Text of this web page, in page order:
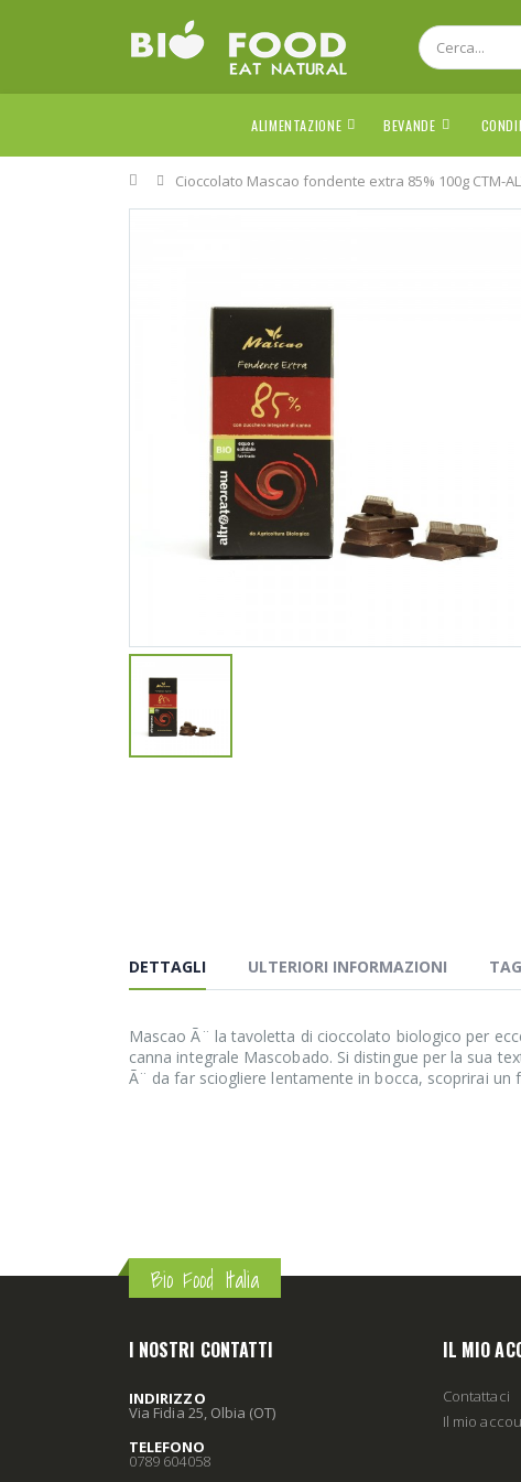
ALIMENTAZIONE BEVANDE
Home
Cioccolato Mascao fondente extra 85% 100g CTM-
DETTAGLI ULTERIORI INFORMAZIONI TAG
Mascao Ã¨ la tavoletta di cioccolato biologico per
canna integrale Mascobado. Si distingue per la sua
Ã¨ da far sciogliere lentamente in bocca, scoprirai un
Bio Food Italia
I NOSTRI CONTATTI
INDIRIZZO
Via Fidia 25, Olbia (OT)
TELEFONO
0789 604058
IL MIO
Contattaci
Il mio